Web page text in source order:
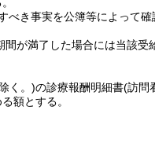
き事実を公簿等によって
間が満了した場合には当該
く。)の診療報酬明細書(訪問
額とする。